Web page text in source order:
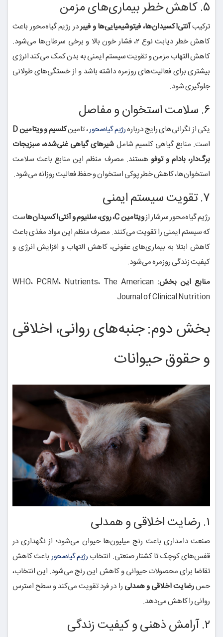
۵. کاهش خطر بیماری‌های مزمن
ترکیبآنتی‌اکسیدان‌ها، فیتوشیمیایی‌ها و فیبردر رژیم گیاه‌محور باعث
کاهش خطر دیابت نوع ۲، فشار خون بالا و برخی سرطان‌ها می‌شود.
کاهش التهاب مزمن و تقویت سیستم ایمنی به بدن کمک می‌کند انرژی
بیشتری برای فعالیت‌های روزمره داشته باشد و از خستگی‌های طولانی
جلوگیری شود.
۶. سلامت استخوان و مفاصل
یکی از نگرانی‌های رایج دربارهرژیم گیاه‌محور، تامینکلسیم و ویتامین D
است. منابع گیاهی کلسیم شامل شیرهای گیاهی غنی‌شده، سبزیجات
برگ‌دار، بادام و توفو هستند. مصرف منظم این منابع باعث سلامت
استخوان‌ها، کاهش خطر پوکی استخوان و حفظ فعالیت روزانه می‌شود.
۷. تقویت سیستم ایمنی
رژیم گیاه‌محور سرشار ازویتامین C، روی، سلنیوم و آنتی‌اکسیدان‌ها
ست
که سیستم ایمنی را تقویت می‌کنند. مصرف منظم این مواد مغذی باعث
کاهش ابتلا به بیماری‌های عفونی، کاهش التهاب و افزایش انرژی و
کیفیت زندگی روزمره می‌شود.
منابع این بخش: WHO، PCRM، Nutrients، The American
Journal of Clinical Nutrition
بخش دوم: جنبه‌های روانی، اخلاقی
و حقوق حیوانات
۱. رضایت اخلاقی و همدلی
صنعت دامداری باعث رنج میلیون‌ها حیوان می‌شود؛ از نگهداری در
قفس‌های کوچک تا کشتار صنعتی. انتخاب رژیم گیاه‌محورباعث کاهش
تقاضا برای محصولات حیوانی و کاهش این رنج می‌شود. این انتخاب،
حسرضایت اخلاقی و همدلی را در فرد تقویت می‌کند و سطح استرس
روانی را کاهش می‌دهد.
۲. آرامش ذهنی و کیفیت زندگی